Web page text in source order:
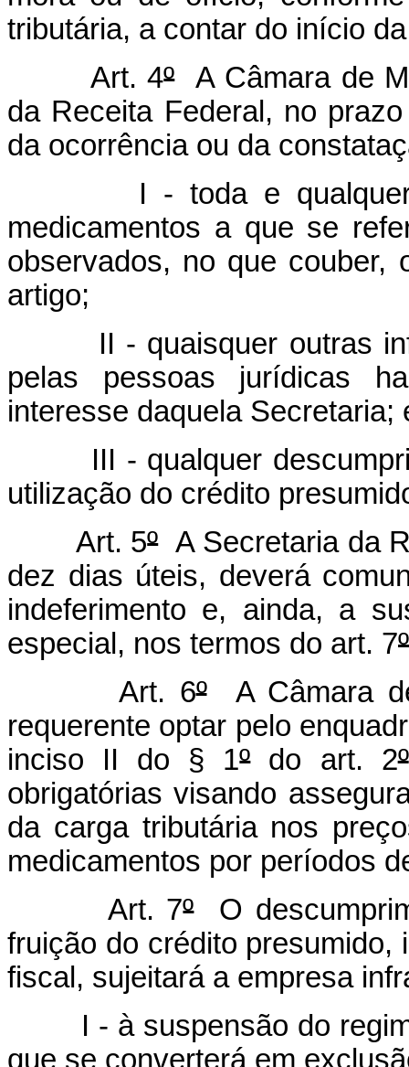
tributária, a contar do início
Art. 4ºA Câmara de
da Receita Federal, no
da ocorrência ou da
I - toda e
medicamentos a que se
observados, no que couber,
artigo;
II - quaisquer outras
pelas pessoas jurídicas
interesse daquela Secretaria;
III - qualquer
utilização do crédito
Art. 5ºA Secretaria da
dez dias úteis, deverá
indeferimento e, ainda, a
especial, nos termos do art. 7º
Art. 6ºA Câmara
requerente optar pelo
inciso II do § 1ºdo art. 2º
obrigatórias visando
da carga tributária nos
medicamentos por períodos
Art. 7ºO
fruição do crédito presumido,
fiscal, sujeitará a empresa
I - à suspensão do
que se converterá em